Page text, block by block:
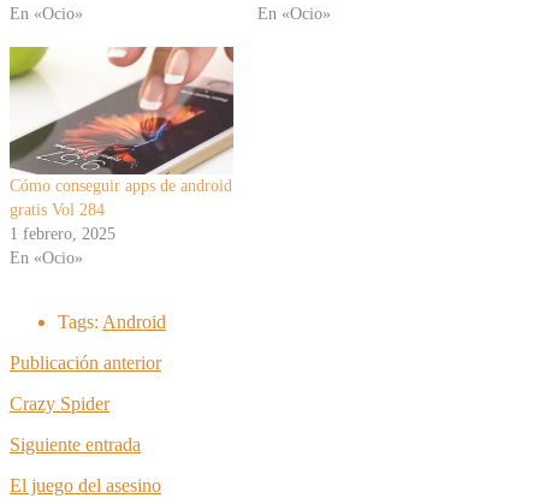
En «Ocio»
En «Ocio»
Cómo conseguir apps de android
gratis Vol 284
1 febrero, 2025
En «Ocio»
Tags: Android
Publicación anterior
Crazy Spider
Siguiente entrada
El juego del asesino